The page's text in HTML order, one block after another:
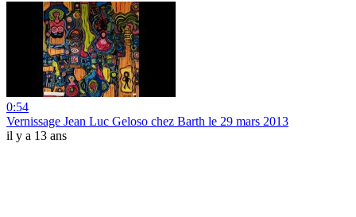
0:54
Vernissage Jean Luc Geloso chez Barth le 29 mars 2013
il y a 13 ans